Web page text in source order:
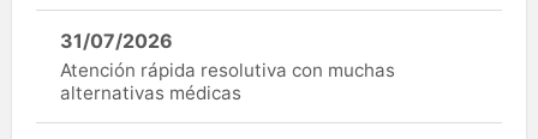
31/07/2026
Atención rápida resolutiva con muchas
alternativas médicas